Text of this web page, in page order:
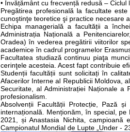
• Învățământ cu frecvență redusă – Ciclul
Pregătirea profesională la facultate
cunoştinţe teoretice şi practice necesare
Echipa managerială a facultății a
Administrația Națională a
Oradea) în vederea pregătirii viitorilor
academice în cadrul programelor
Facultatea studiază continuu piaţa
cerinţele acesteia. Acest fapt contribuie
Studenții facultății sunt solicitați în
Afacerilor Interne al Republicii Moldova,
Securitate, al Administrației Naționale a
profesionalism.
Absolvenții Facultății Protecție, Pază
internațională. Menționăm, în special, pe
2021, și Anastasia Nichita,
Campionatul Mondial de Lupte „Under -